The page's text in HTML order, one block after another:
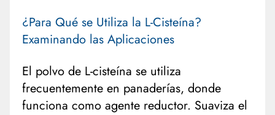
¿Para Qué se Utiliza la L-Cisteína?
Examinando las Aplicaciones
El polvo de L-cisteína se utiliza
frecuentemente en panaderías, donde
funciona como agente reductor. Suaviza el